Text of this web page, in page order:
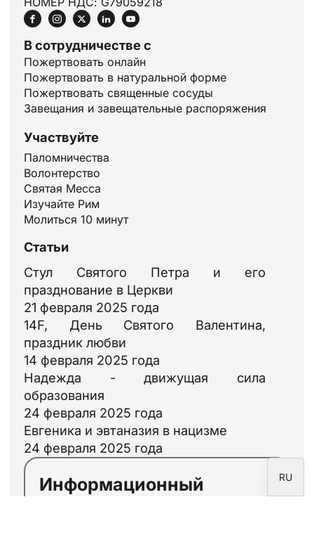
В сотрудничестве с
Пожертвовать онлайн
Пожертвовать в натуральной форме
Пожертвовать священные сосуды
Завещания и завещательные распоряжения
Участвуйте
Паломничества
Волонтерство
Святая Месса
Изучайте Рим
Молиться 10 минут
Статьи
Стул Святого Петра и его
празднование в Церкви
21 февраля 2025 года
14F, День Святого Валентина,
праздник любви
14 февраля 2025 года
Надежда - движущая сила
образования
24 февраля 2025 года
Евгеника и эвтаназия в нацизме
24 февраля 2025 года
Информационный
RU